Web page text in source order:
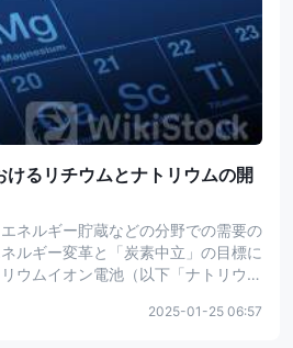
1
of India 501
of Myanmar
41
るリチウムとナトリウムの開
ネルギー貯蔵などの分野での需要の
ルギー変革と「炭素中立」の目標に
ウムイオン電池（以下「ナトリウム
ルートが必然的なトレンドとなって
2025-01-25 06:57